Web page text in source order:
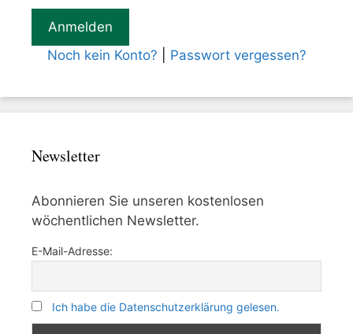
Noch kein Konto? Passwort vergessen?
Newsletter
Abonnieren Sie unseren kostenlosen
wöchentlichen Newsletter.
E-Mail-Adresse:
Ich habe die Datenschutzerklärung gelesen.